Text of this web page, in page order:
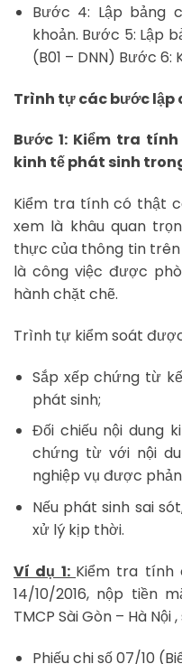
Bước 4: Lập bảng
khoản. Bước 5: Lập
(B01 – DNN) Bước
Trình tự các bước lập
Bước 1: Kiểm tra
kinh tế phát sinh
Kiểm tra tính có thật
xem là khâu quan
thực của thông tin trên
là công việc được
hành chặt chẽ.
Trình tự kiểm soát
Sắp xếp chứng từ
phát sinh;
Đối chiếu nội dung
chứng từ với nội
nghiệp vụ được
Nếu phát sinh sai
xử lý kịp thời.
Ví dụ 1: Kiểm tra tính
14/10/2016, nộp tiền
TMCP Sài Gòn – Hà
Phiếu chi số 07/10